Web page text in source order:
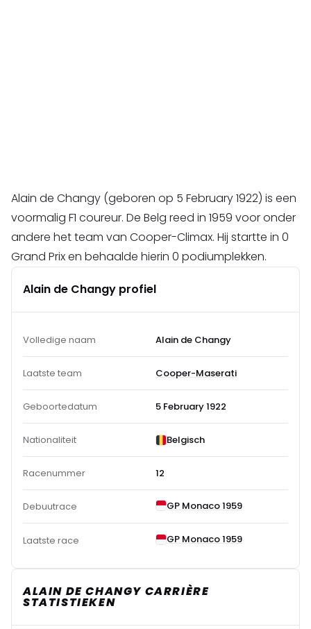
Alain de Changy (geboren op 5 February 1922) is een
voormalig F1 coureur. De Belg reed in 1959 voor onder
andere het team van Cooper-Climax. Hij startte in 0
Grand Prix en behaalde hierin 0 podiumplekken.
Alain de Changy profiel
Volledige naam Alain de Changy
Laatste team Cooper-Maserati
Geboortedatum 5 February 1922
Nationaliteit Belgisch
Racenummer 12
Debuutrace GP Monaco 1959
Laatste race GP Monaco 1959
ALAIN DE CHANGY CARRIÈRE
STATISTIEKEN